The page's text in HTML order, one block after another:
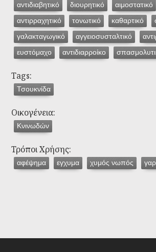
αντιδιαβητικό διουρητικό αιμοστατικό
αντιρραχητικό τονωτικό καθαρτικό
γαλακταγωγικό αγγειοσυσταλτικό
ευστόμαχο αντιδιαρροίκο
Tags:
Τσουκνίδα
Οικογένεια:
Κνινωδών
Τρόποι Χρήσης:
αφέψημα εγχυμα χυμός νωπός